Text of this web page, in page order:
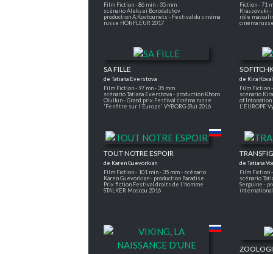
Film Fiction - 86 min - 35 mm
scénario Alekseï Borodatchov
production A.Kovtounets - Festival du cinéma
russe HONFLEUR 2017
Fiction - 71
Krassovski
rôle
cinéma
SA FILLE
de Tatiana Everstova
Film Fiction - 97 mn - 35 mm
scénario Tatiana Everstova - production Khoro
Oïullun - Grand prix Festival cinéma russe
'Fenêtre sur l'Europe' VYBORG (Ru) 2016
de Kira
Film Fiction
scénario
of Intonation
L'EUROPE
TOUT NOTRE ESPOIR
de Karen Guevorkian
Film Fiction - 101 min - 35 mm - scénario
Karen Guevorkian - production Paradise
Prix fiction Festival droits de l'homme
STALKER Moscou 2016
de Tatiana
Film Fiction
scénario
Serguine -
international